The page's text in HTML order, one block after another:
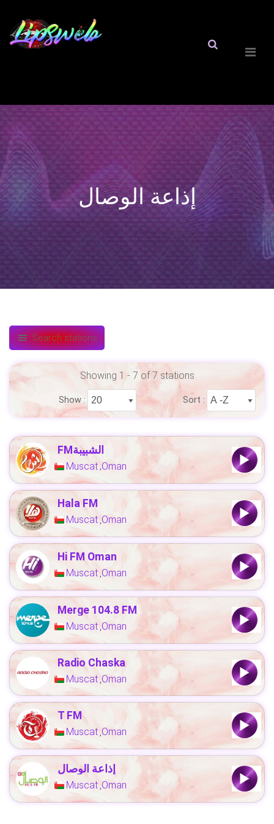
إذاعة الوصال
Search stations
Showing 1 - 7 of 7 stations
Show : Sort :
FMالشبيبة
Muscat ,Oman
Hala FM
Muscat ,Oman
Hi FM Oman
Muscat ,Oman
Merge 104.8 FM
Muscat ,Oman
Radio Chaska
Muscat ,Oman
T FM
Muscat Oman
إذاعة الوصال
Muscat Oman